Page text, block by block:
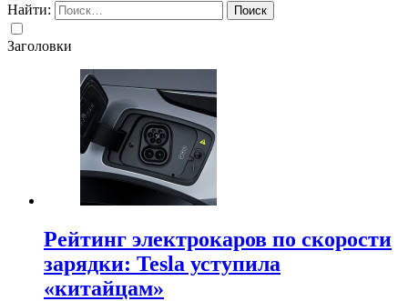
Найти:
Заголовки
Рейтинг электрокаров по скорости
зарядки: Tesla уступила
«китайцам»